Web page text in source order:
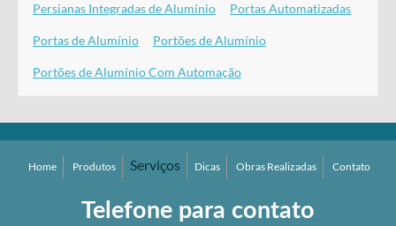
Persianas Integradas de Alumínio Portas Automatizadas
Portas de Alumínio Portões de Alumínio
Portões de Alumínio Com Automação
Home Produtos Serviços Dicas Obras Realizadas Contato
Telefone para contato